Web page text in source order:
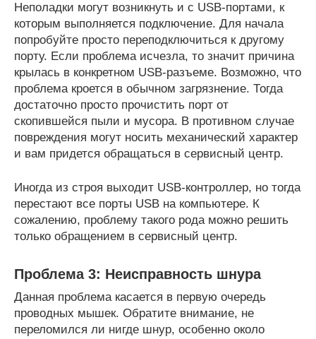
Неполадки могут возникнуть и с USB-портами, к
которым выполняется подключение. Для начала
попробуйте просто переподключиться к другому
порту. Если проблема исчезла, то значит причина
крылась в конкретном USB-разъеме. Возможно, что
проблема кроется в обычном загрязнение. Тогда
достаточно просто прочистить порт от
скопившейся пыли и мусора. В противном случае
повреждения могут носить механический характер
и вам придется обращаться в сервисный центр.
Иногда из строя выходит USB-контроллер, но тогда
перестают все порты USB на компьютере. К
сожалению, проблему такого рода можно решить
только обращением в сервисный центр.
Проблема 3: Неисправность шнура
Данная проблема касается в первую очередь
проводных мышек. Обратите внимание, не
переломился ли нигде шнур, особенно около